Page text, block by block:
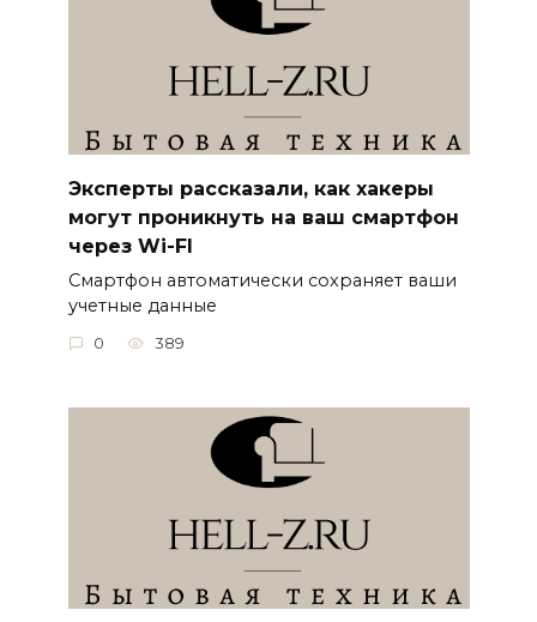
Эксперты рассказали, как хакеры
могут проникнуть на ваш смартфон
через Wi-FI
Смартфон автоматически сохраняет ваши
учетные данные
0 389